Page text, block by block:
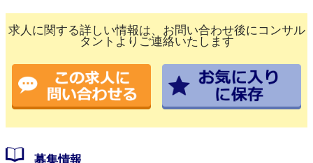
求人に関する詳しい情報は、お問い合わせ後にコンサル
タントよりご連絡いたします
募集情報